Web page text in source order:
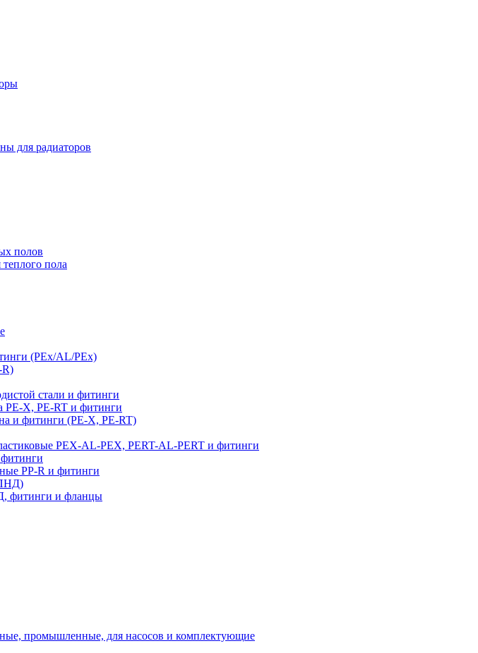
для радиаторов
полов
пола
(PEx/AL/PEx)
R)
стали и фитинги
PE-X, PE-RT и фитинги
и фитинги (PE-X, PE-RT)
PEX-AL-PEX, PERT-AL-PERT и фитинги
PP-R и фитинги
фитинги и фланцы
промышленные, для насосов и комплектующие